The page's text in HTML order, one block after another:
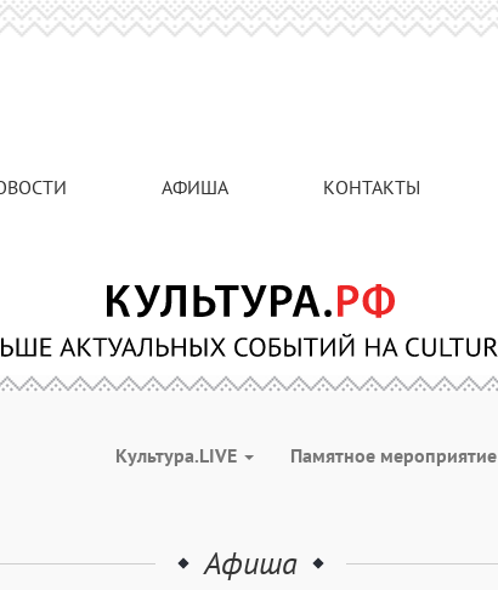
АФИША КОНТАКТЫ
Культура.LIVE Памятное мероприятие
Афиша